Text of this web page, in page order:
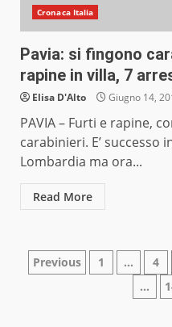
Cronaca Italia
Pavia: si fingono
rapine in villa, 7
Elisa D'Alto Giugno 14,
PAVIA – Furti e rapine,
carabinieri. E’ successo
Lombardia ma ora...
Read More
Paginazione
Previous 1 … 4
…